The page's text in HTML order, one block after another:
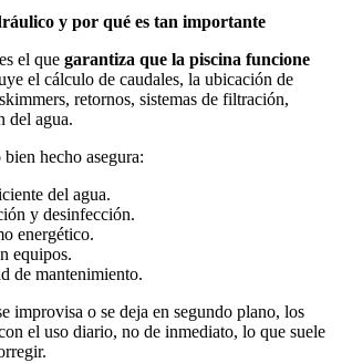
y por qué es tan importante
el que garantiza que la piscina funcione
el cálculo de caudales, la ubicación de
retornos, sistemas de filtración,
del agua.
hecho asegura:
del agua.
y desinfección.
energético.
equipos.
de mantenimiento.
improvisa o se deja en segundo plano, los
el uso diario, no de inmediato, lo que suele